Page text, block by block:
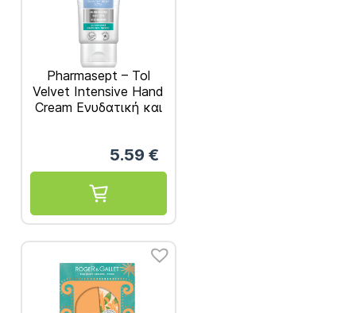
Pharmasept – Tol
Velvet Intensive Hand
Cream Ενυδατική και
5.59 €